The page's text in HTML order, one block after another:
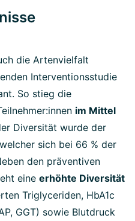
die Artenvielfalt
Interventionsstudie
So stieg die
im Mittel
Diversität wurde der
sich bei 66 % der
den präventiven
eine erhöhte Diversität
Triglyceriden, HbA1c
GGT) sowie Blutdruck